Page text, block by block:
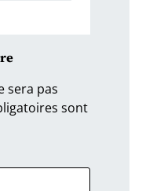
sera pas
sont